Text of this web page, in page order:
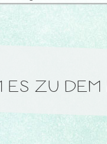
ZU